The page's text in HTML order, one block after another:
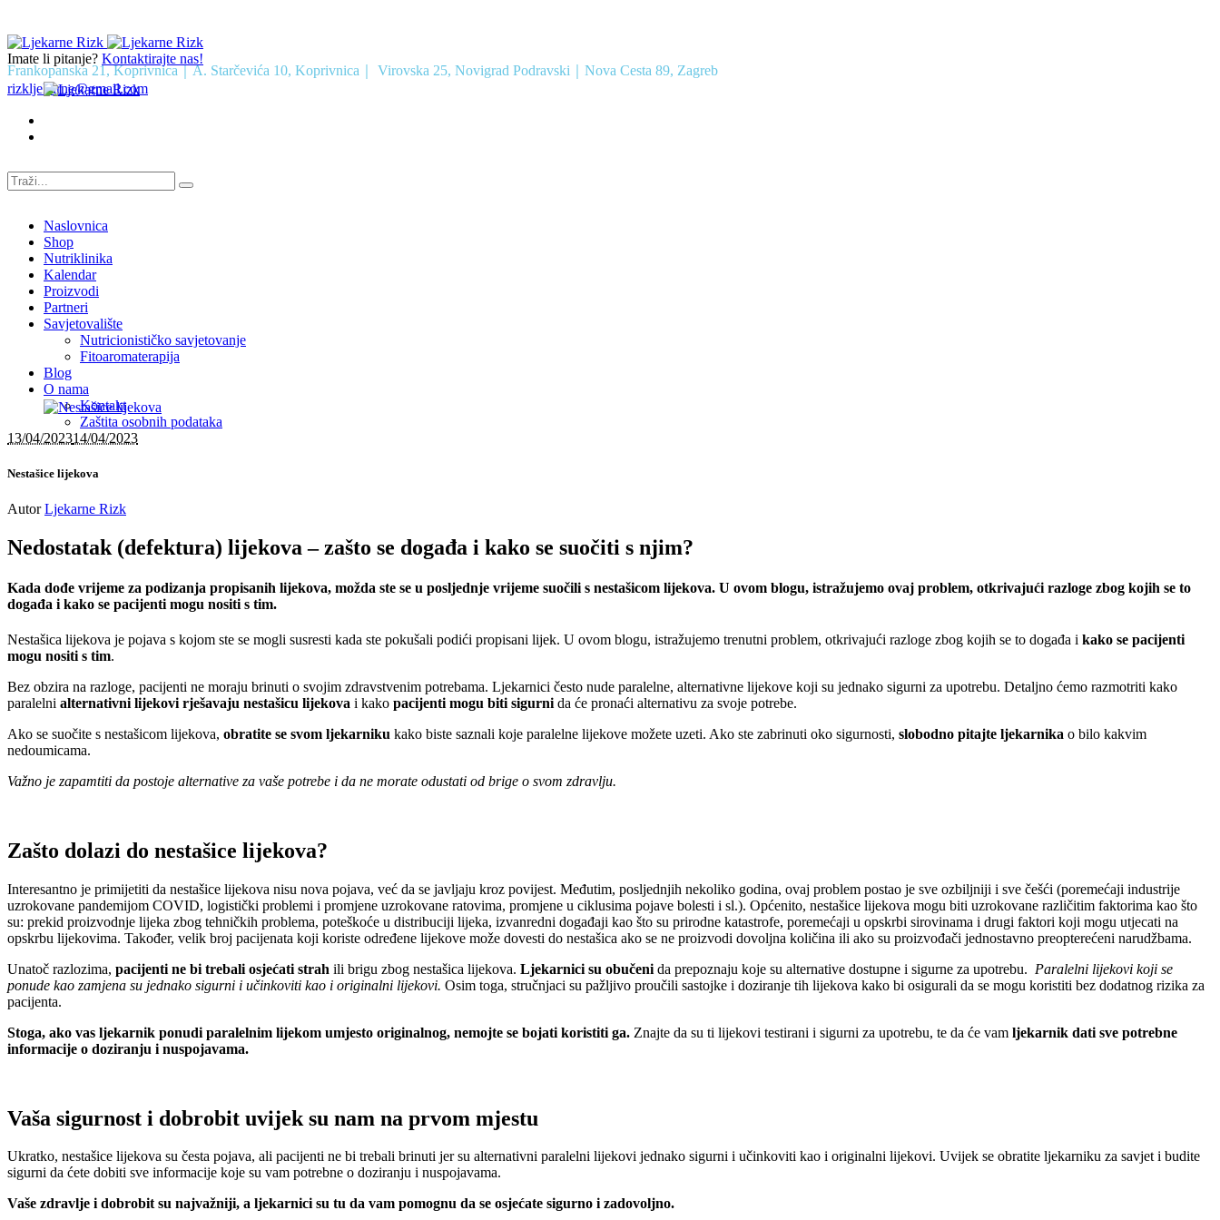
Frankopanska 21, Koprivnica｜A. Starčevića 10, Koprivnica｜ Virovska 25, Novigrad Podravski｜Nova Cesta 89, Zagreb
rizkljekarne@gmail.com
Imate li pitanje? Kontaktirajte nas!
Naslovnica
Shop
Nutriklinika
Kalendar
Proizvodi
Partneri
Savjetovalište
Nutricionističko savjetovanje
Fitoaromaterapija
Blog
O nama
Kontakt
Zaštita osobnih podataka
13/04/202314/04/2023
Nestašice lijekova
AutorLjekarne Rizk
Nedostatak (defektura) lijekova – zašto se događa i kako se suočiti s njim?
Kada dođe vrijeme za podizanja propisanih lijekova, možda ste se u posljednje vrijeme suočili s nestašicom lijekova. U ovom blogu, istražujemo ovaj problem, otkrivajući razloge zbog kojih se to
događa i kako se pacijenti mogu nositi s tim.
Nestašica lijekova je pojava s kojom ste se mogli susresti kada ste pokušali podići propisani lijek. U ovom blogu, istražujemo trenutni problem, otkrivajući razloge zbog kojih se to događa i kako se pacijenti
mogu nositi s tim.
Bez obzira na razloge, pacijenti ne moraju brinuti o svojim zdravstvenim potrebama. Ljekarnici često nude paralelne, alternativne lijekove koji su jednako sigurni za upotrebu. Detaljno ćemo razmotriti kako
paralelni alternativni lijekovi rješavaju nestašicu lijekova i kako pacijenti mogu biti sigurni da će pronaći alternativu za svoje potrebe.
Ako se suočite s nestašicom lijekova, obratite se svom ljekarniku kako biste saznali koje paralelne lijekove možete uzeti. Ako ste zabrinuti oko sigurnosti, slobodno pitajte ljekarnika o bilo kakvim
nedoumicama.
Važno je zapamtiti da postoje alternative za vaše potrebe i da ne morate odustati od brige o svom zdravlju.
Zašto dolazi do nestašice lijekova?
Interesantno je primijetiti da nestašice lijekova nisu nova pojava, već da se javljaju kroz povijest. Međutim, posljednjih nekoliko godina, ovaj problem postao je sve ozbiljniji i sve češći (poremećaji industrije
uzrokovane pandemijom COVID, logistički problemi i promjene uzrokovane ratovima, promjene u ciklusima pojave bolesti i sl.). Općenito, nestašice lijekova mogu biti uzrokovane različitim faktorima kao što
su: prekid proizvodnje lijeka zbog tehničkih problema, poteškoće u distribuciji lijeka, izvanredni događaji kao što su prirodne katastrofe, poremećaji u opskrbi sirovinama i drugi faktori koji mogu utjecati na
opskrbu lijekovima. Također, velik broj pacijenata koji koriste određene lijekove može dovesti do nestašica ako se ne proizvodi dovoljna količina ili ako su proizvođači jednostavno preopterećeni narudžbama.
Unatoč razlozima, pacijenti ne bi trebali osjećati strah ili brigu zbog nestašica lijekova. Ljekarnici su obučeni da prepoznaju koje su alternative dostupne i sigurne za upotrebu. Paralelni lijekovi koji se
ponude kao zamjena su jednako sigurni i učinkoviti kao i originalni lijekovi. Osim toga, stručnjaci su pažljivo proučili sastojke i doziranje tih lijekova kako bi osigurali da se mogu koristiti bez dodatnog rizika za
pacijenta.
Stoga, ako vas ljekarnik ponudi paralelnim lijekom umjesto originalnog, nemojte se bojati koristiti ga. Znajte da su ti lijekovi testirani i sigurni za upotrebu, te da će vam ljekarnik dati sve potrebne
informacije o doziranju i nuspojavama.
Vaša sigurnost i dobrobit uvijek su nam na prvom mjestu
Ukratko, nestašice lijekova su česta pojava, ali pacijenti ne bi trebali brinuti jer su alternativni paralelni lijekovi jednako sigurni i učinkoviti kao i originalni lijekovi. Uvijek se obratite ljekarniku za savjet i budite
sigurni da ćete dobiti sve informacije koje su vam potrebne o doziranju i nuspojavama.
Vaše zdravlje i dobrobit su najvažniji, a ljekarnici su tu da vam pomognu da se osjećate sigurno i zadovoljno.